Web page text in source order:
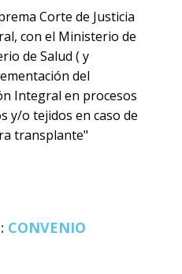
Corte de Justicia
con el Ministerio de
de Salud ( y
del
Integral en procesos
y/o tejidos en caso de
transplante"
CONVENIO